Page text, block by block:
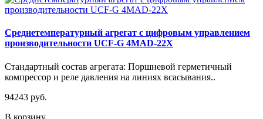
Среднетемпературный агрегат с цифровым управлением
производительности UCF-G 4МАD-22Х
Стандартный состав агрегата: Поршневой герметичный
компрессор и реле давления на линиях всасывания..
94243 руб.
В корзину